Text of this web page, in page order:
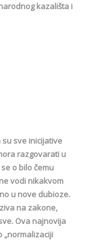
kazališta i
sve inicijative
razgovarati u
o bilo čemu
vodi nikakvom
u nove dubioze.
na zakone,
Ova najnovija
„normalizaciji